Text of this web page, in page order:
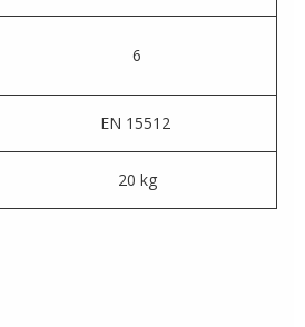
6
EN 15512
20 kg